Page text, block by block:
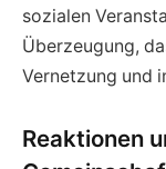
sozialen
Überzeugung,
Vernetzung und
Reaktionen